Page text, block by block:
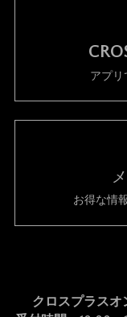
アプリ
お得な情
クロスプラスオ